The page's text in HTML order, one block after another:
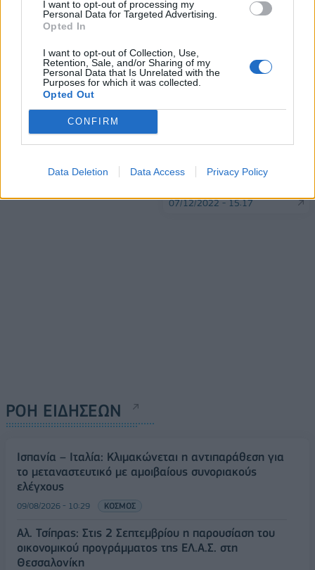
I want to opt-out of processing my
Personal Data for Targeted Advertising.
Opted In
I want to opt-out of Collection, Use,
Retention, Sale, and/or Sharing of my
Personal Data that Is Unrelated with the
Purposes for which it was collected.
Opted Out
CONFIRM
Data Deletion Data Access Privacy Policy
ΠΕΡΙΣΣΌΤΕΡΑ ΣΕ ΑΥΤΉ ΤΗΝ ΚΑΤΗΓΟΡΊΑ
Amazon: Πρόστιμο 3,3 εκ.
Δημιούργησε 185 νέες
07/12/2022 - 15:17
ΡΟΗ ΕΙΔΗΣΕΩΝ
Ισπανία – Ιταλία: Κλιμακώνεται η αντιπαράθεση για
το μεταναστευτικό με αμοιβαίους συνοριακούς
ελέγχους
09/08/2026 - 10:29 ΚΟΣΜΟΣ
Αλ. Τσίπρας: Στις 2 Σεπτεμβρίου η παρουσίαση του
οικονομικού προγράμματος της ΕΛ.Α.Σ. στη
Θεσσαλονίκη